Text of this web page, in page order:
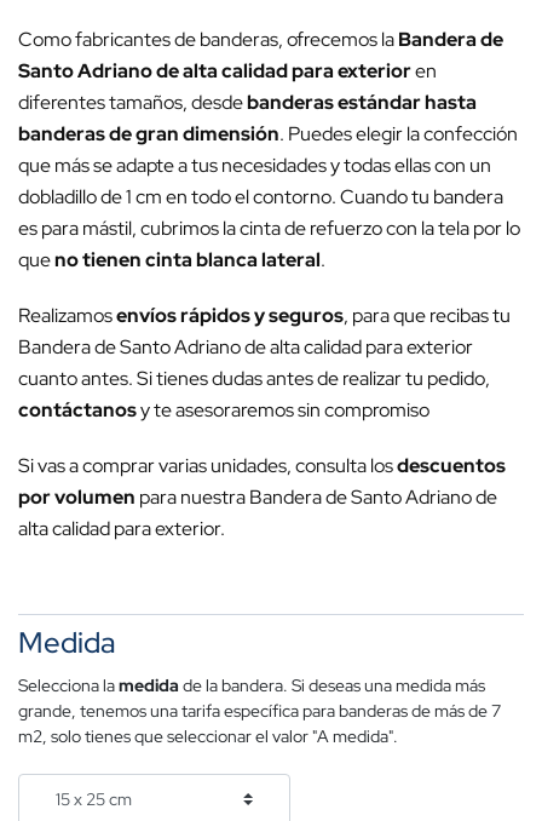
Como fabricantes de banderas, ofrecemos laBandera de
Santo Adriano de alta calidad para exterioren
diferentes tamaños, desdebanderas estándar hasta
banderas de gran dimensión. Puedes elegir la confección
que más se adapte a tus necesidades y todas ellas con un
dobladillo de 1 cm en todo el contorno. Cuando tu bandera
es para mástil, cubrimos la cinta de refuerzo con la tela por lo
queno tienen cinta blanca lateral.
Realizamosenvíos rápidos y seguros, para que recibas tu
Bandera de Santo Adriano de alta calidad para exterior
cuanto antes. Si tienes dudas antes de realizar tu pedido,
contáctanosy te asesoraremos sin compromiso
Si vas a comprar varias unidades, consulta losdescuentos
por volumen para nuestra Bandera de Santo Adriano de
alta calidad para exterior.
Medida
Selecciona lamedida de la bandera. Si deseas una medida más
grande, tenemos una tarifa específica para banderas de más de 7
m2, solo tienes que seleccionar el valor "A medida".